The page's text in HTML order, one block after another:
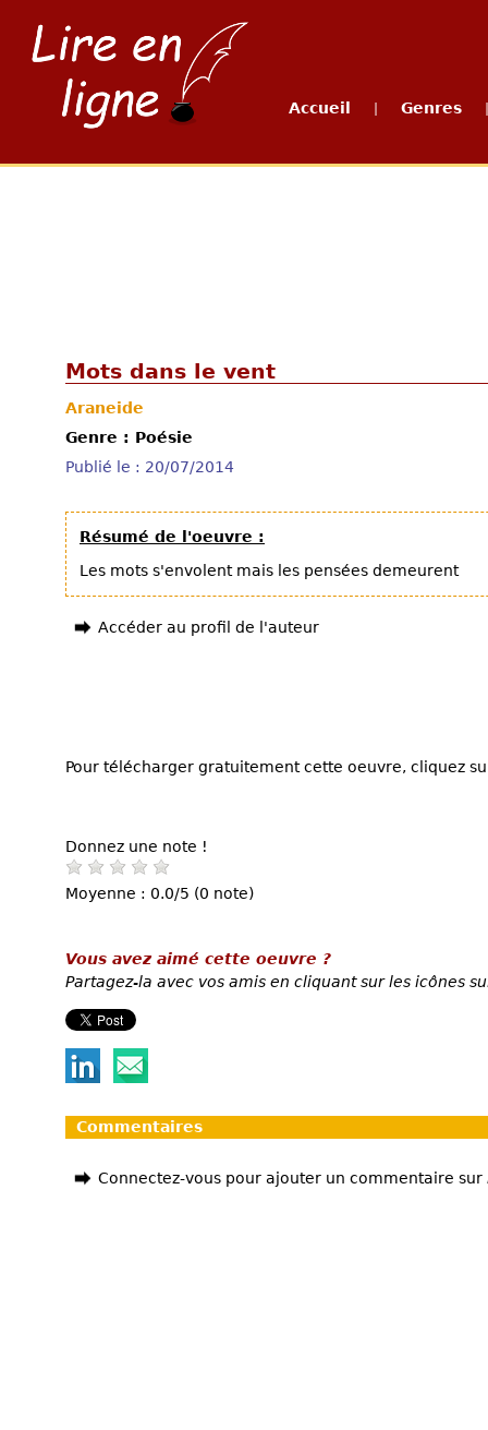
Accueil Genres
Mots dans le vent
Araneide
Genre : Poésie
Publié le : 20/07/2014
Résumé de l'oeuvre :
Les mots s'envolent mais les pensées demeurent
Accéder au profil de l'auteur
Pour télécharger gratuitement cette oeuvre, cliquez
Donnez une note !
Moyenne : 0.0/5 (0 note)
Vous avez aimé cette oeuvre ?
Partagez-la avec vos amis en cliquant sur les icônes
Commentaires
Connectez-vous pour ajouter un commentaire sur